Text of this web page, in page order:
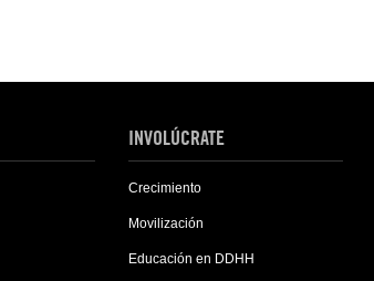
INVOLÚCRATE
Crecimiento
Movilización
Educación en DDHH